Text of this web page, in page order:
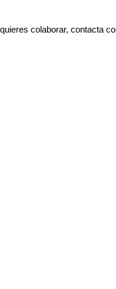
colaborar, contacta